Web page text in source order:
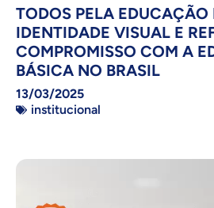
TODOS PELA EDUCAÇÃO
IDENTIDADE VISUAL E
COMPROMISSO COM A
BÁSICA NO BRASIL
13/03/2025
institucional